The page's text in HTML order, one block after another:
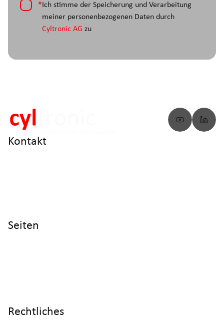
*Ich stimme der Speicherung und Verarbeitung
meiner personenbezogenen Daten durch
Cyltronic AG zu
Kontakt
Seiten
Rechtliches